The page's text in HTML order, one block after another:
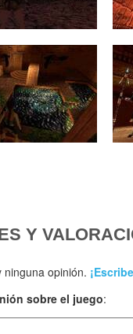
Y
opinión.
sobre el juego: